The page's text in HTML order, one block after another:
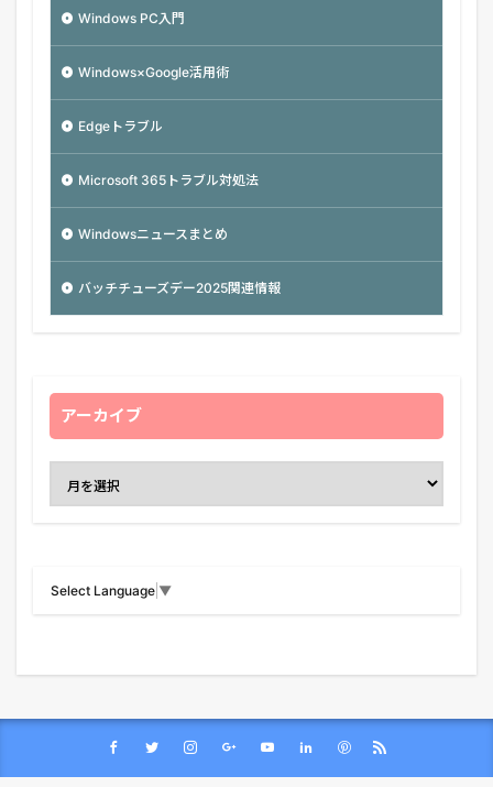
Windows PC入門
Windows×Google活用術
Edgeトラブル
Microsoft 365トラブル対処法
Windowsニュースまとめ
バッチチューズデー2025関連情報
アーカイブ
Select Language ▼